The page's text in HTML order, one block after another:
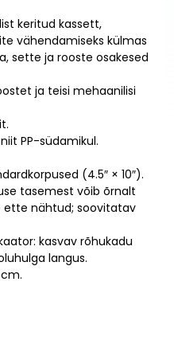
keritud kassett,
vähendamiseks külmas
sette ja rooste osakesed
ja teisi mehaanilisi
PP-südamikul.
(4.5″ × 10″).
tasemest võib õrnalt
ette nähtud; soovitatav
kasvav rõhukadu
langus.